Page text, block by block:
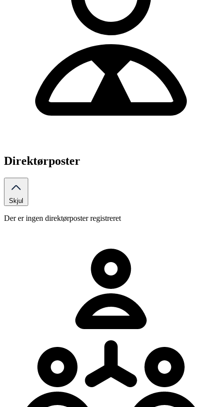
Direktørposter
Skjul
Der er ingen direktørposter registreret